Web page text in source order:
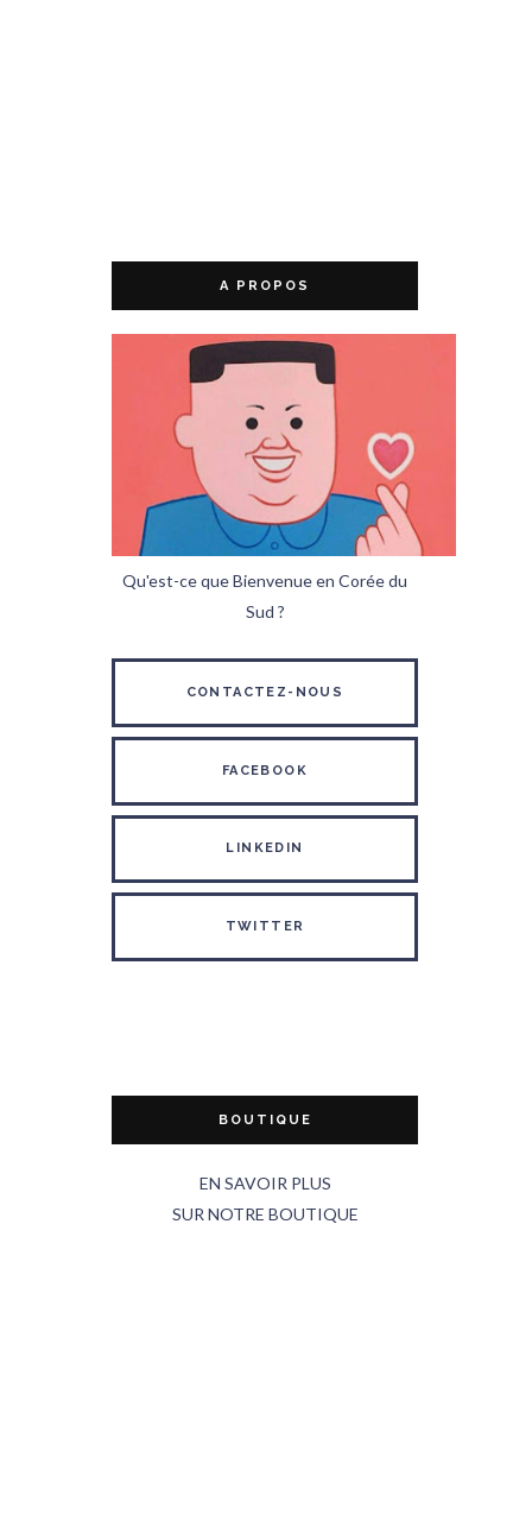
A PROPOS
Qu'est-ce que Bienvenue en Corée du
Sud ?
CONTACTEZ-NOUS
FACEBOOK
LINKEDIN
TWITTER
BOUTIQUE
EN SAVOIR PLUS
SUR NOTRE BOUTIQUE